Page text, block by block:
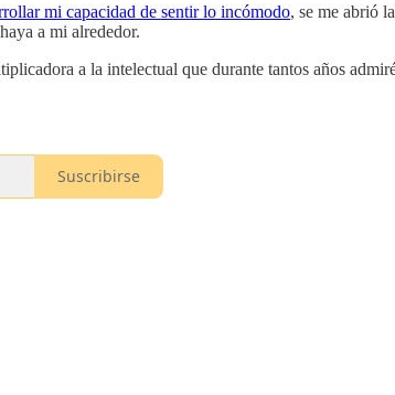
mi capacidad de sentir lo incómodo, se me abrió
a mi alrededor.
a la intelectual que durante tantos años
Suscribirse